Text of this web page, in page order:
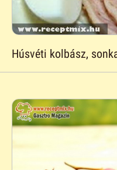
Húsvéti kolbász,